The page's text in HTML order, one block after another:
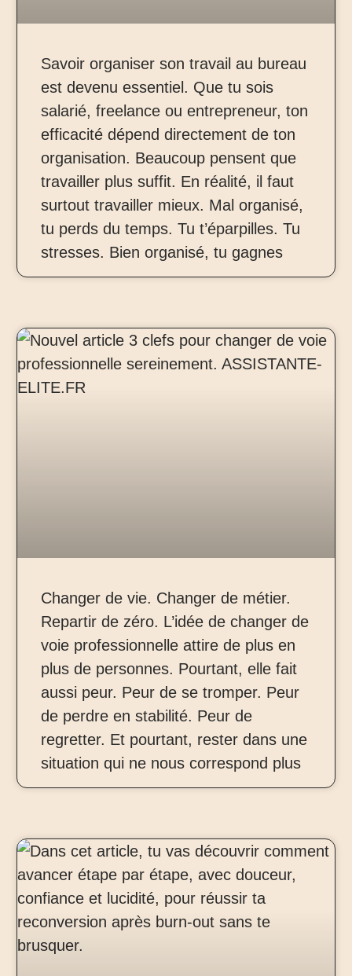
Savoir organiser son travail au bureau
est devenu essentiel. Que tu sois
salarié, freelance ou entrepreneur, ton
efficacité dépend directement de ton
organisation. Beaucoup pensent que
travailler plus suffit. En réalité, il faut
surtout travailler mieux. Mal organisé,
tu perds du temps. Tu t’éparpilles. Tu
stresses. Bien organisé, tu gagnes
Changer de vie. Changer de métier.
Repartir de zéro. L’idée de changer de
voie professionnelle attire de plus en
plus de personnes. Pourtant, elle fait
aussi peur. Peur de se tromper. Peur
de perdre en stabilité. Peur de
regretter. Et pourtant, rester dans une
situation qui ne nous correspond plus